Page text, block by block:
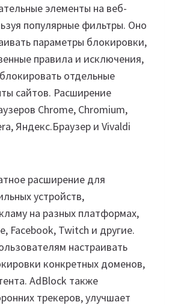
элементы на веб-
популярные фильтры. Оно
параметры блокировки,
правила и исключения,
отдельные
сайтов. Расширение
Chrome, Chromium,
Яндекс.Браузер и Vivaldi
расширение для
устройств,
на разных платформах,
Facebook, Twitch и другие.
настраивать
конкретных доменов,
AdBlock также
трекеров, улучшает